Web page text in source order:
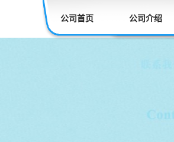
公司首页 公司介绍